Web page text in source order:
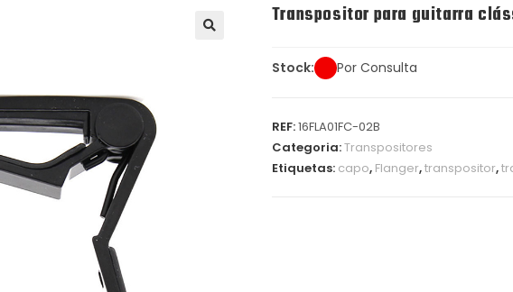
Transpositor para guitarra
Stock: Por Consulta
REF:16FLA01FC-02B
Categoria:Transpositores
Etiquetas: capo, Flanger,transpositor,